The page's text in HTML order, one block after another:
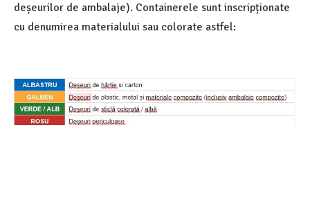
deșeurilor de ambalaje). Containerele sunt inscripționate
cu denumirea materialului sau colorate astfel: